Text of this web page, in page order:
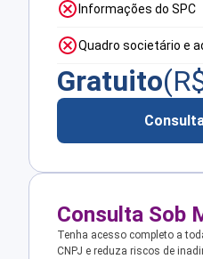
Informações do SPC
Quadro societário e
Gratuito
Consulta Sob
Tenha acesso completo a
CNPJ e reduza riscos de